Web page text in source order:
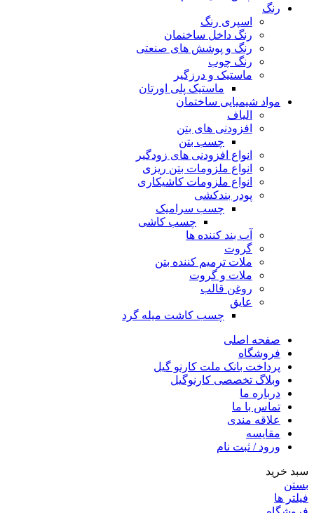
رنگ
اسپری رنگ
رنگ داخل ساخنمان
رنگ و پوشش های صنعتی
رنگ چوب
ماستیک و درزگیر
ماستیک پلی اورتان
مواد شیمیایی ساختمان
الیاف
افزودنی های بتن
چسب بتن
انواع افزودنی های زودگیر
انواع ملزومات بتن ریزی
انواع ملزومات کاشیکاری
پودر بندکشی
چسب سرامیک
چسب کاشی
آب بند کننده ها
گروت
ملات ترمیم کننده بتن
ملات و گروت
روغن قالب
عایق
چسب کاشت میله گرد
صفحه اصلی
فروشگاه
پرداخت بانک ملت کارنو گیل
وبلاگ تخصصی کارنوگیل
درباره ما
تماس با ما
علاقه مندی
مقايسه
ورود / ثبت نام
سبد خرید
بستن
فیلتر ها